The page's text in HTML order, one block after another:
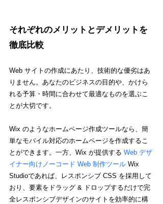
それぞれのメリットとデメリットを
徹底比較
Web サイトの作成にあたり、技術的な優劣はあ
りません。あなたのビジネスの目的や、かけら
れる予算・時間に合わせて最適なものを選ぶこ
とが大切です。
Wix のようなホームページ作成ツールなら、簡
単なモバイル対応のホームページを作成するこ
とができます。一方、Wix が提供する Web デザ
イナー向けノーコード Web 制作ツール Wix
Studioであれば、レスポンシブ CSS を採用して
おり、要素をドラッグ & ドロップするだけで完
全レスポンシブデザインのサイトを効率的に構